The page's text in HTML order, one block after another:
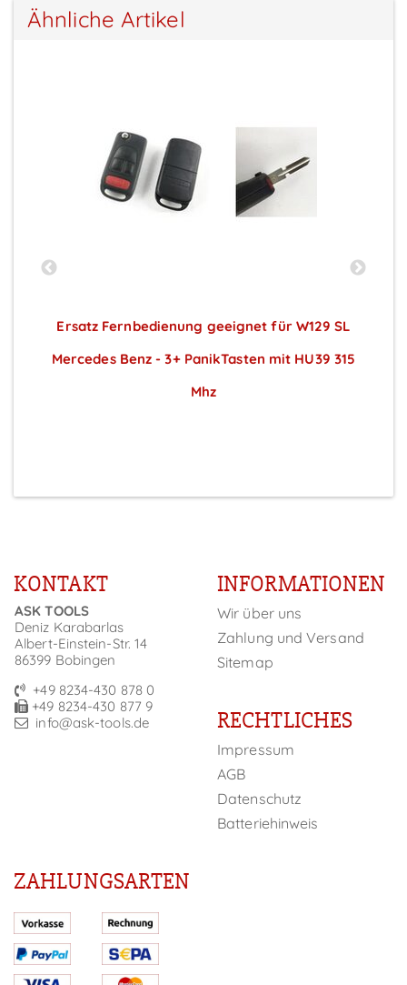
Ähnliche Artikel
Ersatz Fernbedienung geeignet für W129 SL
Mercedes Benz - 3+ PanikTasten mit HU39 315
Mhz
KONTAKT
ASK TOOLS
Deniz Karabarlas
Albert-Einstein-Str. 14
86399 Bobingen
+49 8234-430 878 0
+49 8234-430 877 9
info@ask-tools.de
INFORMATIONEN
Wir über uns
Zahlung und Versand
Sitemap
RECHTLICHES
Impressum
AGB
Datenschutz
Batteriehinweis
ZAHLUNGSARTEN